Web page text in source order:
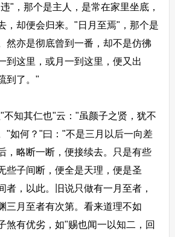
"，那个是主人，是常在家里坐底，
，却便会归来。"日月至焉"，那个是
然亦是彻底曾到一番，却不是仿彿
到这里，或月一到这里，便又出
到了。"
知其仁也"云："虽颜子之贤，犹不
"如何？"曰："不是三月以后一向差
，略断一断，便接续去。只是有些
些子间断，便全是天理，便是圣
者，以此。旧说只做有一月至者，
三月至者有次第。看来道理不如
煞有优劣，如"赐也闻一以知二，回